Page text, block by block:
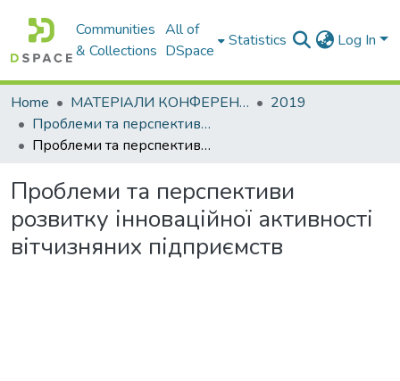
Communities
& Collections
All of
DSpace
Statistics Log In
Home МАТЕРІАЛИ КОНФЕРЕНЦІЙ
2019
Проблеми та перспективи розвитку підприємництва
Проблеми та перспективи розвитку інноваційної активності вітчизняних підприємств
Проблеми та перспективи
розвитку інноваційної активності
вітчизняних підприємств